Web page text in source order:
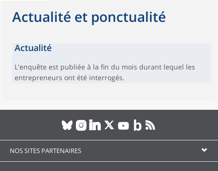
Actualité et ponctualité
Actualité
L'enquête est publiée à la fin du mois durant lequel les
entrepreneurs ont été interrogés.
NOS SITES PARTENAIRES